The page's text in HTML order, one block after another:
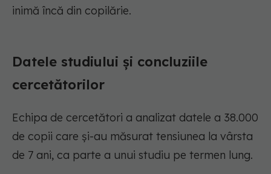
inimă încă din copilărie.
Datele studiului și concluziile
cercetătorilor
Echipa de cercetători a analizat datele a 38.000
de copii care și-au măsurat tensiunea la vârsta
de 7 ani, ca parte a unui studiu pe termen lung.